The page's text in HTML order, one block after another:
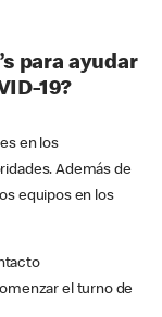
para ayudar
19?
en los
Además de
equipos en los
el turno de